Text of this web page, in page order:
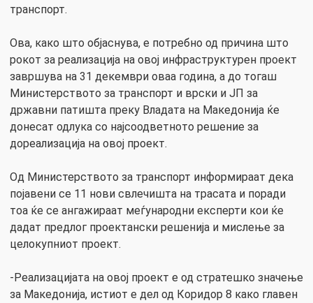
транспорт.
Ова, како што објаснува, е потребно од причина што
рокот за реализација на овој инфраструктурен проект
завршува на 31 декември оваа година, а до тогаш
Министерството за транспорт и врски и ЈП за
државни патишта преку Владата на Македонија ќе
донесат одлука со најсоодветното решение за
дореализација на овој проект.
Од Министерството за транспорт информираат дека
појавени се 11 нови свлечишта на трасата и поради
тоа ќе се ангажираат меѓународни експерти кои ќе
дадат предлог проектански решенија и мислење за
целокупниот проект.
-Реализацијата на овој проект е од стратешко значење
за Македонија, истиот е дел од Коридор 8 како главен